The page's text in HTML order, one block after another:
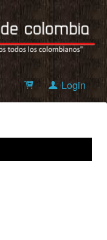
Login